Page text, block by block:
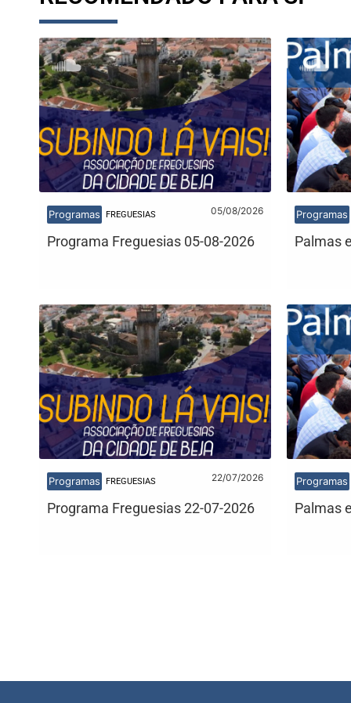
Programas FREGUESIAS 05/08/2026
Programa Freguesias 05-08-2026
Programas
Palmas
Programas FREGUESIAS 22/07/2026
Programa Freguesias 22-07-2026
Programas
Palmas